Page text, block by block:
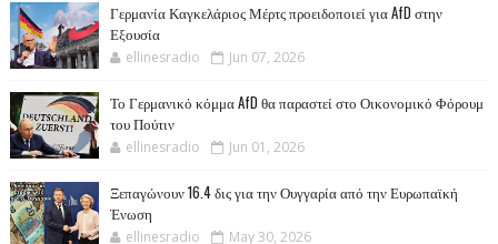
Γερμανία Καγκελάριος Μέρτς προειδοποιεί για AfD στην
Εξουσία
ellinesradio Jun 07, 2026
Το Γερμανικό κόμμα AfD θα παραστεί στο Οικονομικό Φόρουμ
του Πούτιν
ellinesradio Jun 01, 2026
Ξεπαγώνουν 16.4 δις για την Ουγγαρία από την Ευρωπαϊκή
Ένωση
ellinesradio May 30, 2026